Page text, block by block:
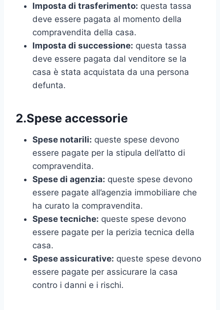
Imposta di trasferimento: questa tassa
deve essere pagata al momento della
compravendita della casa.
Imposta di successione: questa tassa
deve essere pagata dal venditore se la
casa è stata acquistata da una persona
defunta.
2.Spese accessorie
Spese notarili: queste spese devono
essere pagate per la stipula dell’atto di
compravendita.
Spese di agenzia: queste spese devono
essere pagate all’agenzia immobiliare che
ha curato la compravendita.
Spese tecniche: queste spese devono
essere pagate per la perizia tecnica della
casa.
Spese assicurative: queste spese devono
essere pagate per assicurare la casa
contro i danni e i rischi.